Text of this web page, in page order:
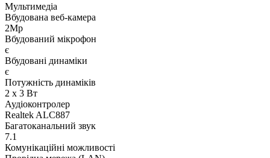
Мультимедіа
Вбудована веб-камера
2Mp
Вбудований мікрофон
є
Вбудовані динаміки
є
Потужність динаміків
2 x 3 Вт
Аудіоконтролер
Realtek ALC887
Багатоканальний звук
7.1
Комунікаційні можливості